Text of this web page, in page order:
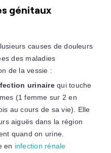
génitaux
causes de douleurs
des maladies
de la vessie :
urinairequi touche
(1 femme sur 2 en
au cours de sa vie). Elle
aiguës dans la région
quand on urine.
en infection rénale